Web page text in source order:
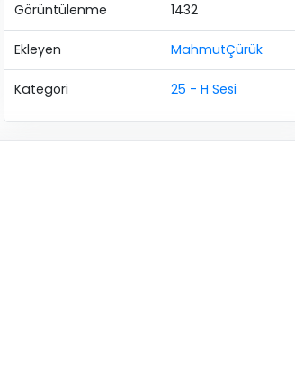
Görüntülenme 1432
Ekleyen MahmutÇürük
Kategori 25 - H Sesi